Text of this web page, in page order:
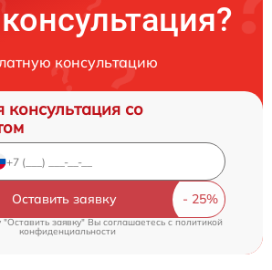
консультацию
консультация со
Оставить заявку
заявку" Вы соглашаетесь c политикой
конфиденциальности